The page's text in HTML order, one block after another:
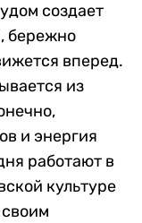
создает
бережно
вперед.
из
и энергия
работают в
культуре